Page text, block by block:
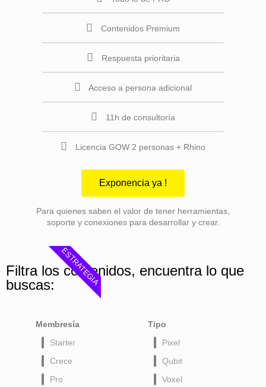
Contenidos Premium
Respuesta prioritaria
Acceso a persona adicional
11h de consultoría
Licencia GOW 2 personas + Rhino
Exponencia ya !
Para quienes saben el valor de tener herramientas,
soporte y conexiones para desarrollar y crear.
ESTRATEGIA
Filtra los contenidos, encuentra lo que
buscas:
Membresía
Starter
Crece
Pro
Tipo
Pixel
Qubit
Voxel